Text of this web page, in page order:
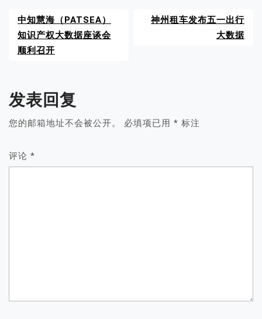
中知慧海（PATSEA）
知识产权大数据座谈会
顺利召开
神州租车发布五一出行
大数据
发表回复
您的邮箱地址不会被公开。 必填项已用 * 标注
评论 *